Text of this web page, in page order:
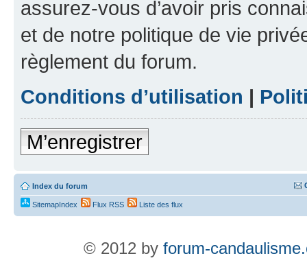
assurez-vous d’avoir pris
et de notre politique de vie
règlement du forum.
Conditions d’utilisation |
M’enregistrer
Index du forum
SitemapIndex Flux RSS Liste des flux
© 2012 by forum-